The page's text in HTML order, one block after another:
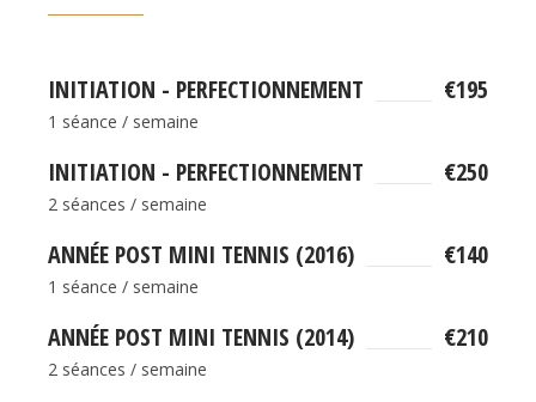
INITIATION - PERFECTIONNEMENT €195
1 séance / semaine
INITIATION - PERFECTIONNEMENT €250
2 séances / semaine
ANNÉE POST MINI TENNIS (2016) €140
1 séance / semaine
ANNÉE POST MINI TENNIS (2014) €210
2 séances / semaine